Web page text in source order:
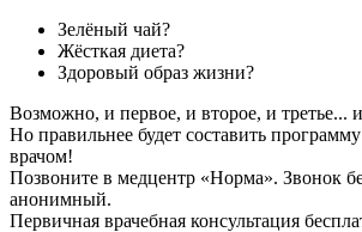
Зелёный чай?
Жёсткая диета?
Здоровый образ жизни?
Возможно, и первое, и второе, и третье...
Но правильнее будет составить
врачом!
Позвоните в медцентр «Норма». Звонок
анонимный.
Первичная врачебная консультация